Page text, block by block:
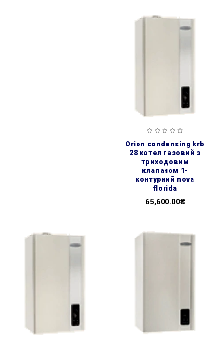
orion condensing krb
28 котел газовий з
триходовим
клапаном 1-
контурний nova
florida
65,600.00₴